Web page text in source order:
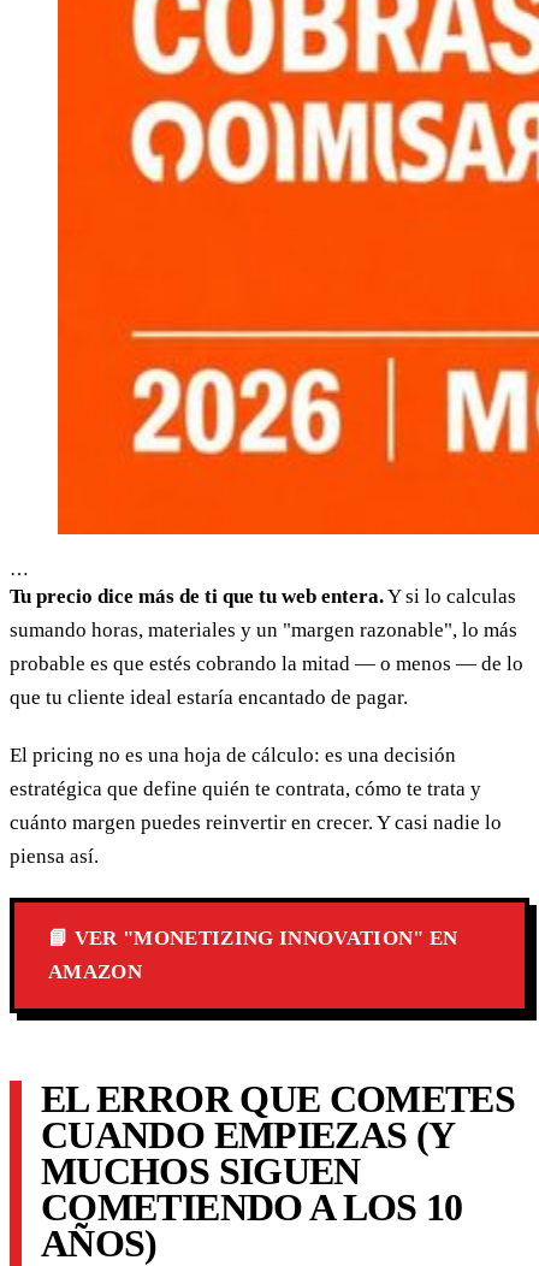
…
Tu precio dice más de ti que tu web entera.Y si lo calculas
sumando horas, materiales y un "margen razonable", lo más
probable es que estés cobrando la mitad — o menos — de lo
que tu cliente ideal estaría encantado de pagar.
El pricing no es una hoja de cálculo: es una decisión
estratégica que define quién te contrata, cómo te trata y
cuánto margen puedes reinvertir en crecer. Y casi nadie lo
piensa así.
📘 VER "MONETIZING INNOVATION" EN
AMAZON
EL ERROR QUE COMETES
CUANDO EMPIEZAS (Y
MUCHOS SIGUEN
COMETIENDO A LOS 10
AÑOS)